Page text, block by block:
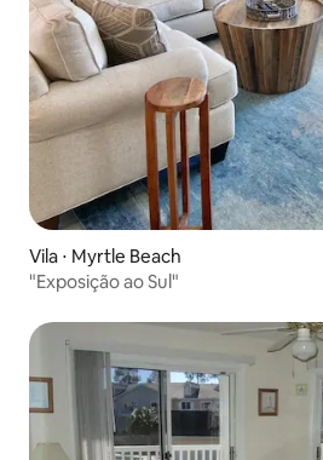
Vila ⋅ Myrtle Beach
"Exposição ao Sul"